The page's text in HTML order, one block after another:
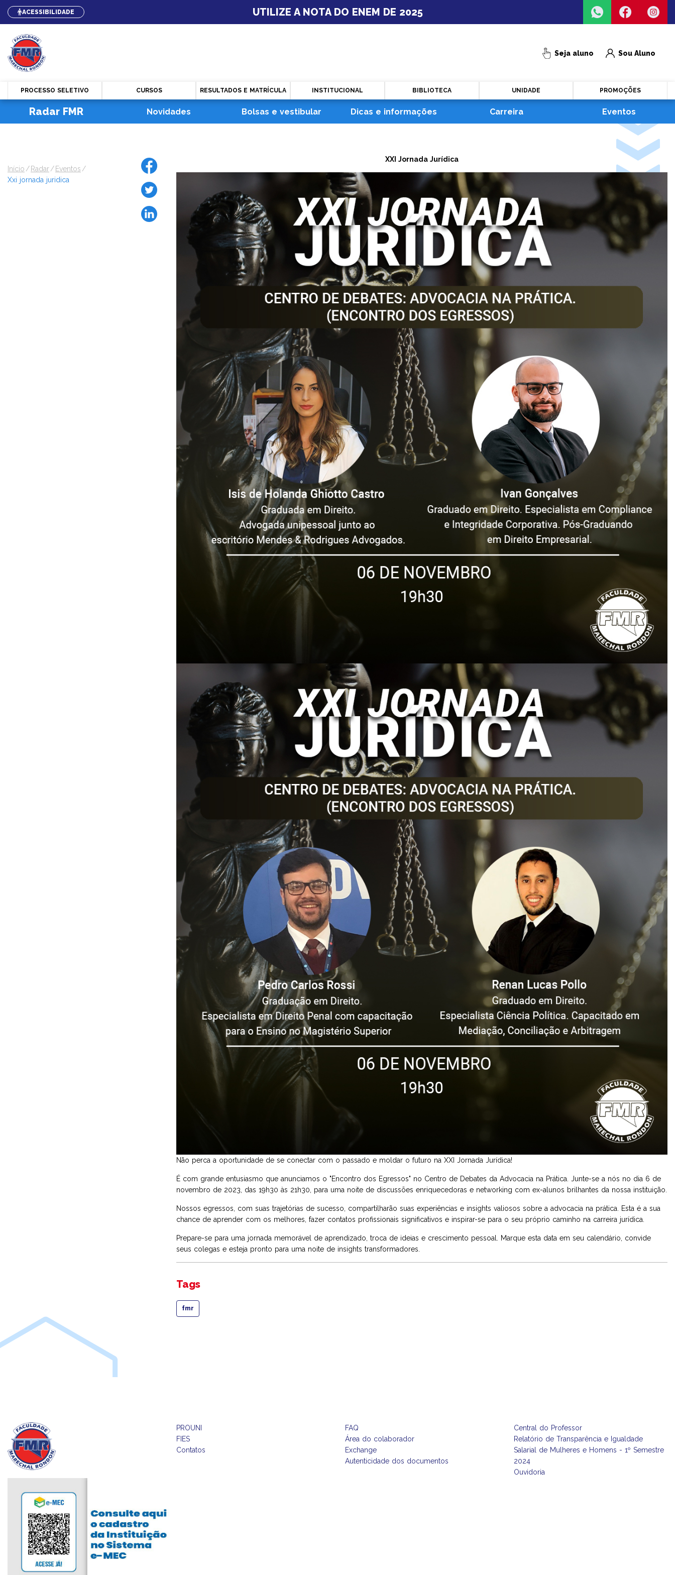
ACESSIBILIDADE UTILIZE A NOTA DO ENEM DE 2025
Seja aluno Sou Aluno
PROCESSO SELETIVO CURSOS RESULTADOS E MATRÍCULA INSTITUCIONAL BIBLIOTECA UNIDADE PROMOÇÕES
Radar FMR Novidades Bolsas e vestibular Dicas e informações Carreira Eventos
Início radar
eventos
xxi jornada juridica
XXI Jornada Jurídica
Não perca a oportunidade de se conectar com o passado e moldar o futuro na XXI Jornada Jurídica!
É com grande entusiasmo que anunciamos o "Encontro dos Egressos" no Centro de Debates da Advocacia na Prática. Junte-se a nós no dia 6 de
novembro de 2023, das 19h30 às 21h30, para uma noite de discussões enriquecedoras e networking com ex-alunos brilhantes da nossa instituição.
Nossos egressos, com suas trajetórias de sucesso, compartilharão suas experiências e insights valiosos sobre a advocacia na prática. Esta é a sua
chance de aprender com os melhores, fazer contatos profissionais significativos e inspirar-se para o seu próprio caminho na carreira jurídica.
Prepare-se para uma jornada memorável de aprendizado, troca de ideias e crescimento pessoal. Marque esta data em seu calendário, convide
seus colegas e esteja pronto para uma noite de insights transformadores.
Tags
fmr
PROUNI
FIES
Contatos
FAQ
Área do colaborador
Exchange
Autenticidade dos documentos
Central do Professor
Relatório de Transparência e Igualdade
Salarial de Mulheres e Homens - 1º Semestre
2024
Ouvidoria